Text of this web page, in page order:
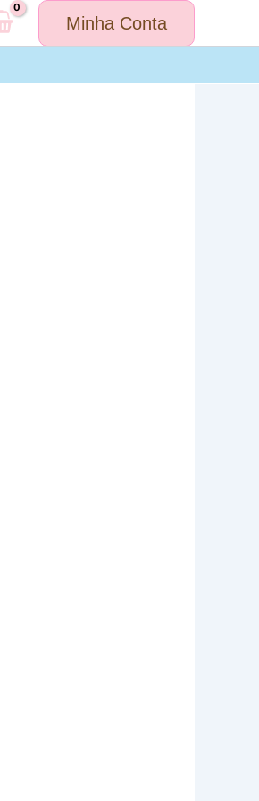
Minha Conta